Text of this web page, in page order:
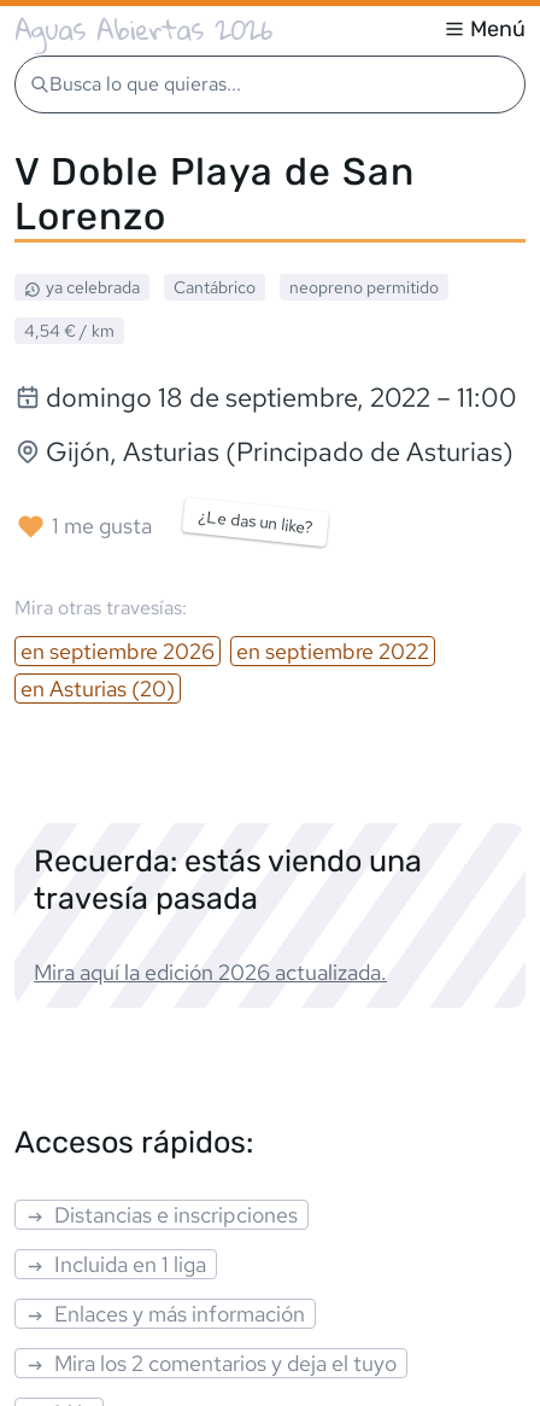
Aguas Abiertas 2026 Menú
Busca lo que quieras...
V Doble Playa de San
Lorenzo
ya celebrada Cantábrico neopreno permitido
4,54 € / km
domingo 18 de septiembre, 2022 – 11:00
Gijón, Asturias (Principado de Asturias)
1 me gusta ¿Le das un like?
Mira otras travesías:
en septiembre 2026 en septiembre 2022
en Asturias (20)
Recuerda: estás viendo una
travesía pasada
Mira aquí la edición 2026 actualizada.
Accesos rápidos:
Distancias e inscripciones
Incluida en 1 liga
Enlaces y más información
Mira los 2 comentarios y deja el tuyo